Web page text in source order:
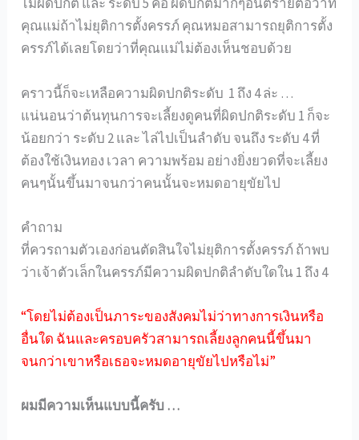
ไม่ผิดปกติ และ ระดับ 5 คือ ผิดปกติมากๆอันตรายต่อว่าที่
คุณแม่ถ้าไม่ยุติการตั้งครรภ์ คุณหมอสามารถยุติการตั้ง
ครรภ์ได้เลยโดยว่าที่คุณแม่ไม่ต้องเห็นชอบด้วย
คราวนี้ก็จะเหลือความผิดปกติระดับ 1 ถึง 4 ล่ะ …
แน่นอนว่าต้นทุนการจะเลี้ยงดูคนที่ผิดปกติระดับ 1 ก็จะ
น้อยกว่า ระดับ 2 และ ไล่ไปเป็นลำดับ จนถึง ระดับ 4 ที่
ต้องใช้เงินทอง เวลา ความพร้อม อย่างยิ่งยวดที่จะเลี้ยง
คนๆนั้นขึ้นมาจนกว่าคนนั้นจะหมดอายุขัยไป
คำถาม
ที่ควรถามตัวเองก่อนตัดสินใจไม่ยุติการตั้งครรภ์ ถ้าพบ
ว่าเจ้าตัวเล็กในครรภ์มีความผิดปกติลำดับใดใน 1 ถึง 4
“โดยไม่ต้องเป็นภาระของสังคมไม่ว่าทางการเงินหรือ
อื่นใด ฉันและครอบครัวสามารถเลี้ยงลูกคนนี้ขึ้นมา
จนกว่าเขาหรือเธอจะหมดอายุขัยไปหรือไม่”
ผมมีความเห็นแบบนี้ครับ …